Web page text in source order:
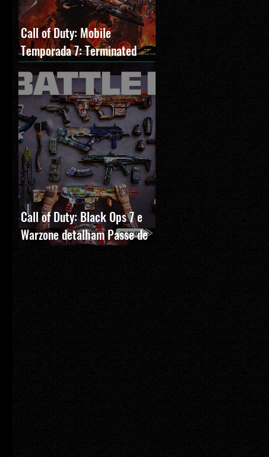
Call of Duty: Mobile
Temporada 7: Terminated
estreia com O Exterminador
do Futuro 2, novos modos e
Cronen Squall
Call of Duty: Black Ops 7 e
Warzone detalham Passe de
Batalha, BlackCell e novas
recompensas da Temporada 5